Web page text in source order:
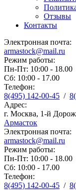
Отзывы
Контакты
Электронная почта:
armastock@mail.ru
Режим работы:
Пн-Пт: 10:00 - 18.00
Сб: 10:00 - 17.00
Телефон:
8(495) 142-00-45 /
Адрес:
г. Москва, 1-й
Армасток
Электронная почта:
armastock@mail.ru
Режим работы:
Пн-Пт: 10:00 - 18.00
Сб: 10:00 - 17.00
Телефон:
8(495) 142-00-45 /